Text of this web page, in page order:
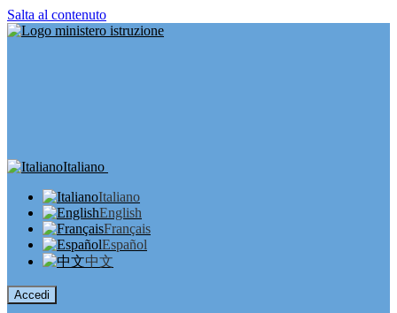
Salta al contenuto
Italiano
Italiano
English
Français
Español
中文
Accedi